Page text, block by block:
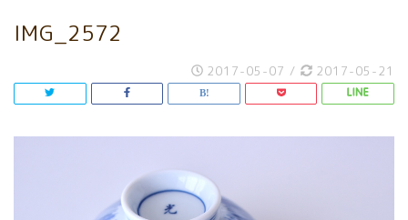
IMG_2572
2017-05-07 / 2017-05-21